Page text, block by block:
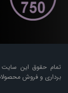
تمام حقوق این سایت
برداری و فروش